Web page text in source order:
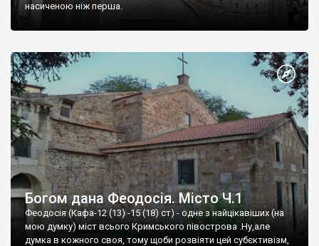
насиченою ніж перша.
Богом дана Феодосія. Місто Ч.1
Феодосія (Кафа-12 (13) -15 (18) ст) - одне з найцікавіших (на
мою думку) міст всього Кримського півострова .Ну,але
думка в кожного своя, тому щоби розвіяти цей субєктивізм,